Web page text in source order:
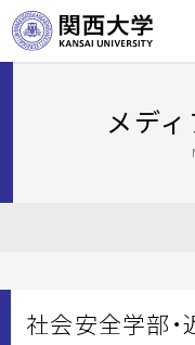
メデ
社会安全学部